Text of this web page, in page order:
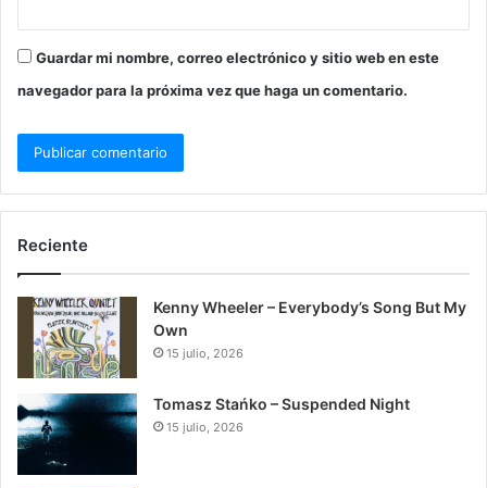
Guardar mi nombre, correo electrónico y sitio web en este
navegador para la próxima vez que haga un comentario.
Reciente
Kenny Wheeler – Everybody’s Song But My
Own
15 julio, 2026
Tomasz Stańko – Suspended Night
15 julio, 2026